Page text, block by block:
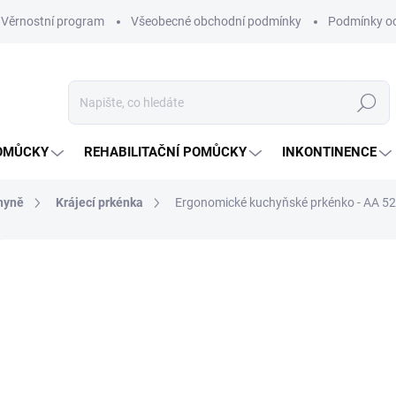
Věrnostní program Všeobecné obchodní podmínky Podmínky
Hledat
REHABILITAČNÍ POMŮCKY INKONTINENCE
Krájecí prkénka Ergonomické kuchyňské prkénko - AA